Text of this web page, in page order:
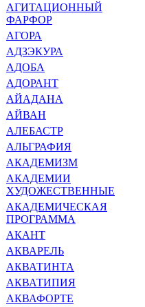
АГИТАЦИОННЫЙ
ФАРФОР
АГОРА
АДЗЭКУРА
АДОБА
АДОРАНТ
АЙАДАНА
АЙВАН
АЛЕБАСТР
АЛЬГРАФИЯ
АКАДЕМИЗМ
АКАДЕМИИ
ХУДОЖЕСТВЕННЫЕ
АКАДЕМИЧЕСКАЯ
ПРОГРАМ­МА
АКАНТ
АКВАРЕЛЬ
АКВАТИНТА
АКВАТИПИЯ
АКВАФОРТЕ